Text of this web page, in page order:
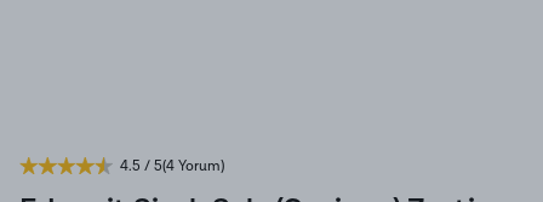
4.5 / 5(4 Yorum)